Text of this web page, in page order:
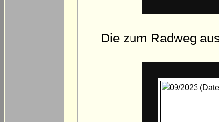
Die zum Radweg